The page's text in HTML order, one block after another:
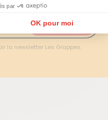
par
OK pour moi
vos Options
JE M'INSCRIS →
la newsletter Les Grappes.